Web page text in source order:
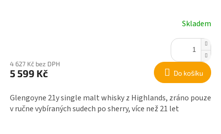
Skladem
4 627 Kč bez DPH
5 599 Kč Do košíku
Glengoyne 21y single malt whisky z Highlands, zráno pouze
v ručne vybíraných sudech po sherry, více než 21 let